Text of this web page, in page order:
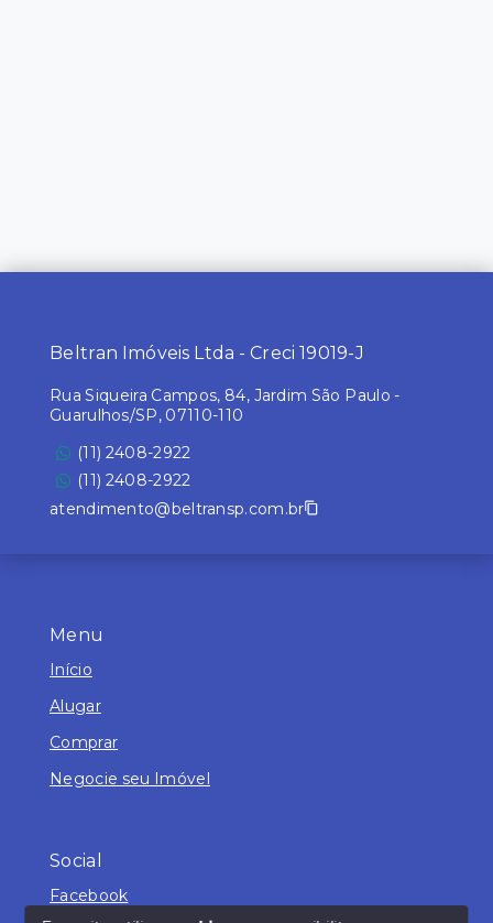
Menu
Início
Alugar
Comprar
Negocie seu Imóvel
Social
Facebook
Beltran Imóveis Ltda - Creci 19019-J
Rua Siqueira Campos, 84, Jardim São Paulo -
Guarulhos/SP, 07110-110
(11) 2408-2922
(11) 2408-2922
atendimento@beltransp.com.br